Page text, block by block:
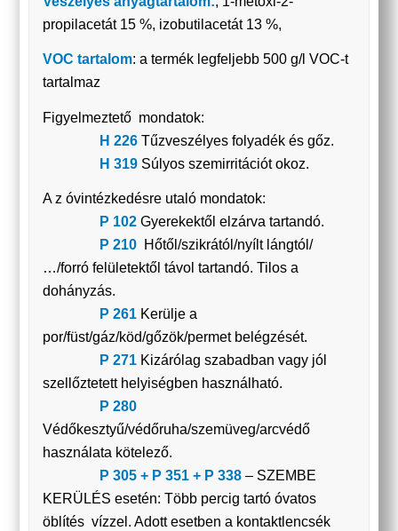
propilacetát 15 %, izobutilacetát 13 %,
VOC tartalom: a termék legfeljebb 500 g/l VOC-t
tartalmaz
Figyelmeztető mondatok:
H 226Tűzveszélyes folyadék és gőz.
H 319 Súlyos szemirritációt okoz.
A z óvintézkedésre utaló mondatok:
P 102Gyerekektől elzárva tartandó.
P 210 Hőtől/szikrától/nyílt lángtól/
…/forró felületektől távol tartandó. Tilos a
dohányzás.
P 261 Kerülje a
por/füst/gáz/köd/gőzök/permet belégzését.
P 271 Kizárólag szabadban vagy jól
szellőztetett helyiségben használható.
P 280
Védőkesztyű/védőruha/szemüveg/arcvédő
használata kötelező.
P 305 + P 351 + P 338 – SZEMBE
KERÜLÉS esetén: Több percig tartó óvatos
öblítés vízzel. Adott esetben a kontaktlencsék